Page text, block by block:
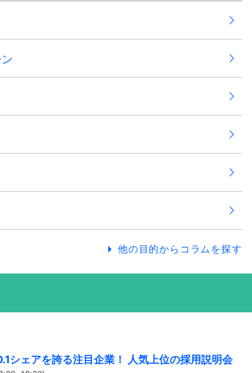
他の目的からコラムを探す
シェアを誇る注目企業！ 人気上位の採用説明会